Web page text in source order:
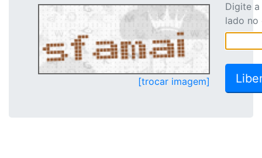
[trocar imagem]
Digite
lado no